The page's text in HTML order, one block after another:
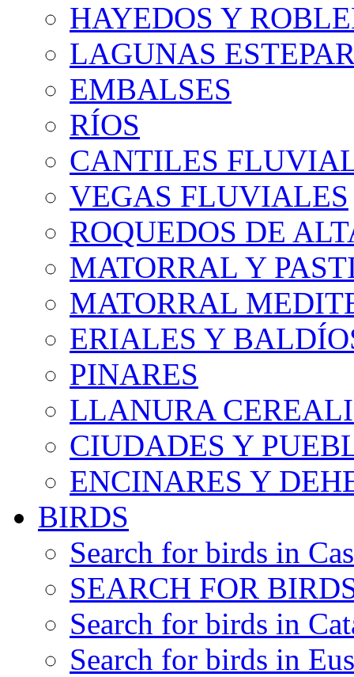
HAYEDOS Y
LAGUNAS
EMBALSES
RÍOS
CANTILES
VEGAS FLUVIALES
ROQUEDOS DE
MATORRAL Y
MATORRAL
ERIALES Y
PINARES
LLANURA
CIUDADES Y
ENCINARES Y
BIRDS
Search for birds in
SEARCH FOR
Search for birds in
Search for birds in